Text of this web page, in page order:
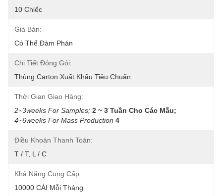
10 Chiếc
Giá Bán:
Có Thể Đàm Phán
Chi Tiết Đóng Gói:
Thùng Carton Xuất Khẩu Tiêu Chuẩn
Thời Gian Giao Hàng:
2~3weeks For Samples; 2 ~ 3 Tuần Cho Các Mẫu;
4~6weeks For Mass Production 4
Điều Khoản Thanh Toán:
T / T, L / C
Khả Năng Cung Cấp:
10000 CÁI Mỗi Tháng